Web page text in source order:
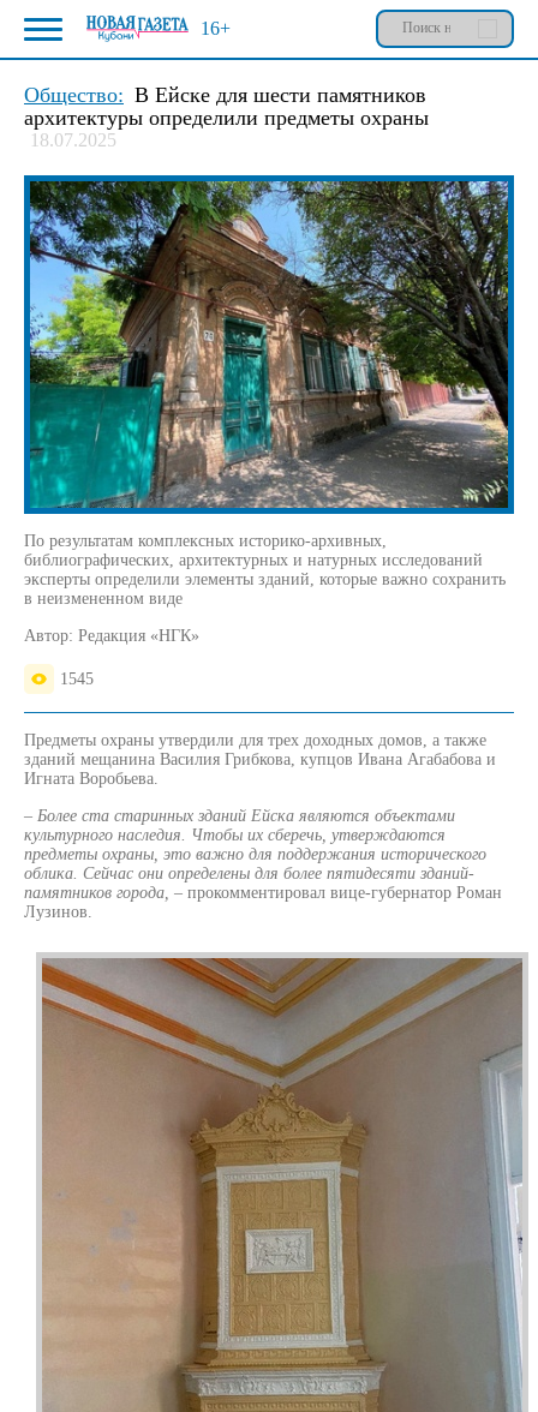
Общество: В Ейске для шести памятников
архитектуры определили предметы охраны
18.07.2025
По результатам комплексных историко-архивных,
библиографических, архитектурных и натурных исследований
эксперты определили элементы зданий, которые важно сохранить
в неизмененном виде
Автор: Редакция «НГК»
1545
Предметы охраны утвердили для трех доходных домов, а также
зданий мещанина Василия Грибкова, купцов Ивана Агабабова и
Игната Воробьева.
– Более ста старинных зданий Ейска являются объектами
культурного наследия. Чтобы их сберечь, утверждаются
предметы охраны, это важно для поддержания исторического
облика. Сейчас они определены для более пятидесяти зданий-
памятников города, – прокомментировал вице-губернатор Роман
Лузинов.
16+